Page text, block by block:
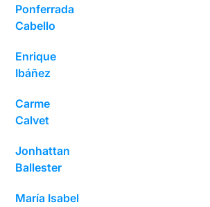
Ponferrada
Cabello
Enrique
Ibáñez
Carme
Calvet
Jonhattan
Ballester
María Isabel